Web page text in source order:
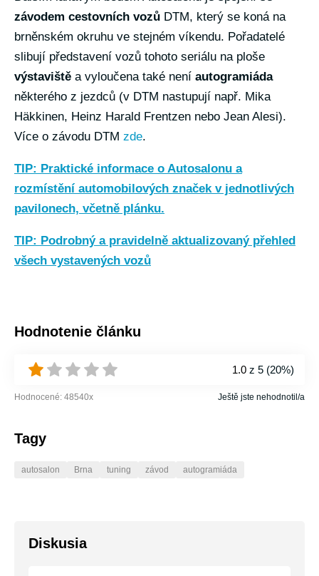
závodem cestovních vozů DTM, který se koná na
brněnském okruhu ve stejném víkendu. Pořadatelé
slibují představení vozů tohoto seriálu na ploše
výstaviště a vyloučena také není autogramiáda
některého z jezdců (v DTM nastupují např. Mika
Häkkinen, Heinz Harald Frentzen nebo Jean Alesi).
Více o závodu DTM zde.
TIP: Praktické informace o Autosalonu a
rozmístění automobilových značek v jednotlivých
pavilonech, včetně plánku.
TIP: Podrobný a pravidelně aktualizovaný přehled
všech vystavených vozů
Hodnotenie článku
1.0 z 5 (20%)
Hodnocené: 48540x Ještě jste nehodnotil/a
Tagy
autosalon Brna tuning závod autogramiáda
Diskusia